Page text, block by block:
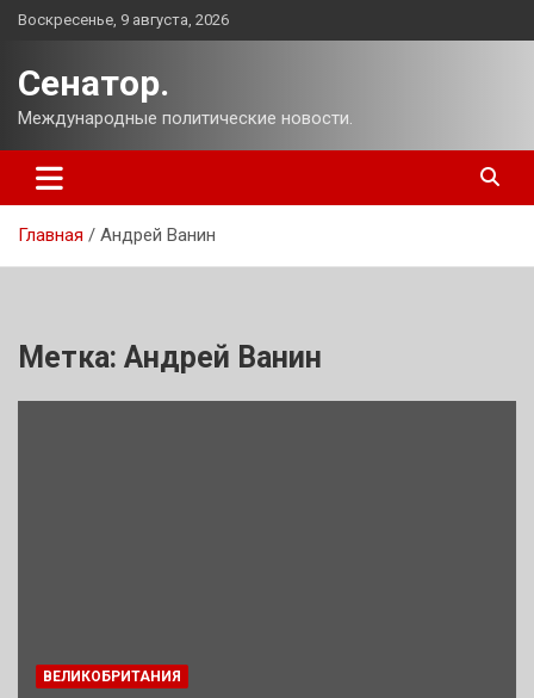
Перейти
Воскресенье, 9 августа, 2026
Сенатор.
Международные политические новости.
Главная Андрей Ванин
Метка: Андрей Ванин
ВЕЛИКОБРИТАНИЯ